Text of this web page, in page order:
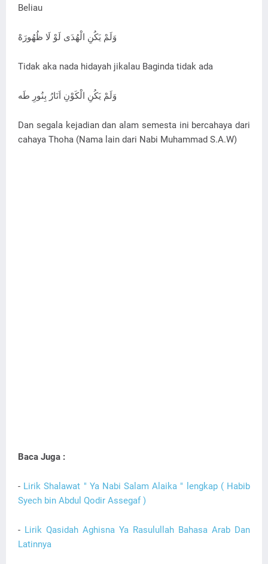
Beliau
وَلَمْ يَكُنِ الْهُدَى لَوْ لَا ظُهُورَهْ
Tidak aka nada hidayah jikalau Baginda tidak ada
وَلَمْ يَكُنِ الْكَوْنِ اَنَارُ بِنُورِ طَه
Dan segala kejadian dan alam semesta ini bercahaya dari
cahaya Thoha (Nama lain dari Nabi Muhammad S.A.W)
Baca Juga :
- Lirik Shalawat " Ya Nabi Salam Alaika " lengkap ( Habib
Syech bin Abdul Qodir Assegaf )
- Lirik Qasidah Aghisna Ya Rasulullah Bahasa Arab Dan
Latinnya